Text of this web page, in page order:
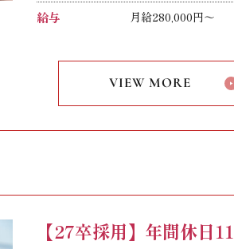
給与 月給280,000円～
処遇改善手当：
資格手当：20,000円
VIEW MORE
【27卒採用】年間休日